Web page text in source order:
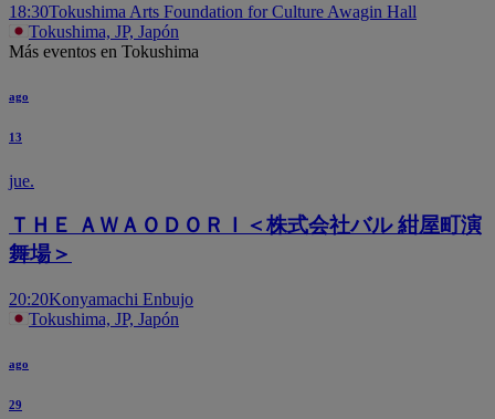
18:30Tokushima Arts Foundation for Culture Awagin Hall
Tokushima, JP, Japón
Más eventos en Tokushima
ago
13
jue.
ＴＨＥ ＡＷＡＯＤＯＲＩ＜株式会社バル 紺屋町演
舞場＞
20:20Konyamachi Enbujo
Tokushima, JP, Japón
ago
29